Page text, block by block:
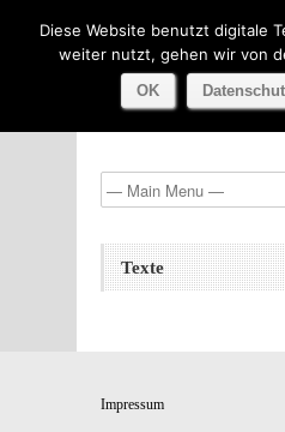
Texte
Impressum
Diese Website benutzt digitale
weiter nutzt, gehen wir von
OK